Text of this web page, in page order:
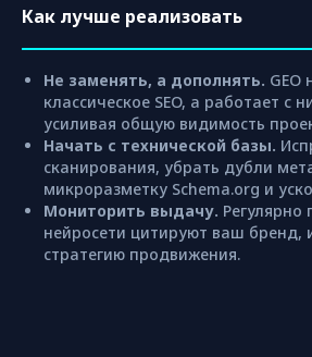
Как лучше реализовать
Не заменять, а дополнять. GEO
классическое SEO, а работает с
усиливая общую видимость
Начать с технической базы.
сканирования, убрать дубли
микроразметку Schema.org и
Мониторить выдачу. Регулярно
нейросети цитируют ваш бренд,
стратегию продвижения.